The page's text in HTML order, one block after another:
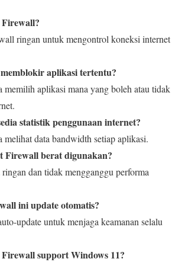
ringan untuk mengontrol koneksi internet
aplikasi tertentu?
memilih aplikasi mana yang boleh atau tidak
statistik penggunaan internet?
melihat data bandwidth setiap aplikasi.
Firewall berat digunakan?
dan tidak mengganggu performa
ini update otomatis?
update untuk menjaga keamanan selalu
support Windows 11?